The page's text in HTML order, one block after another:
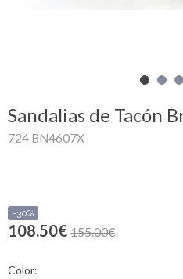
Sandalias de Tacón
724 BN4607X
-30%
108.50€ 155.00€
Color: